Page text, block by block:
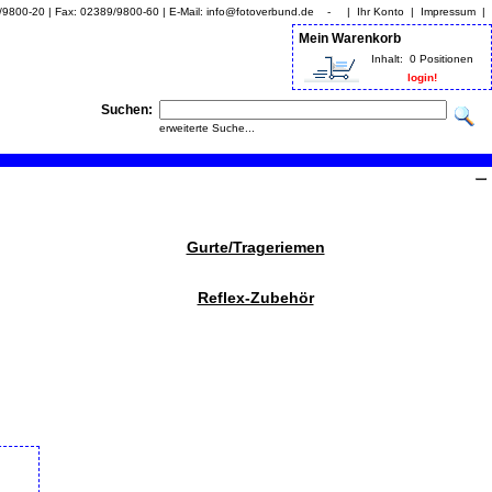
9800-20 | Fax: 02389/9800-60 | E-Mail: info@fotoverbund.de - | Ihr Konto | Impressum |
Mein Warenkorb
Inhalt:
0 Positionen
login!
Suchen:
erweiterte Suche...
Gurte/Trageriemen
Reflex-Zubehör